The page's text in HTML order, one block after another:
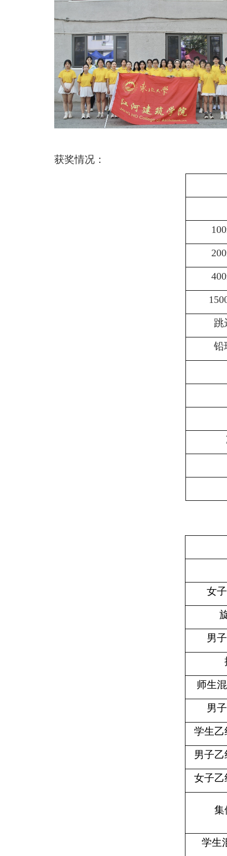
获奖情况：
100
200
400
跳
铅
女子
男子
师生
男子
学生乙
男子
女子乙
集
学生